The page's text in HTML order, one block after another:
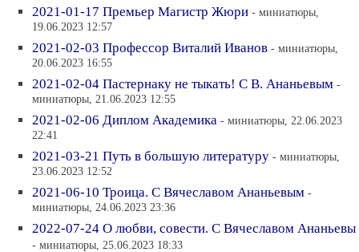
2021-01-17 Премьер Магистр Жюри - миниатюры,
19.06.2023 12:57
2021-02-03 Профессор Виталий Иванов - миниатюры,
20.06.2023 16:55
2021-02-04 Пастернаку не тыкать! С В. Ананьевым -
миниатюры, 21.06.2023 12:55
2021-02-06 Диплом Академика - миниатюры, 22.06.2023
22:41
2021-03-21 Путь в большую литературу - миниатюры,
23.06.2023 12:52
2021-06-10 Троица. С Вячеславом Ананьевым -
миниатюры, 24.06.2023 23:36
2022-07-24 О любви, совести. С Вячеславом Ананьевы
- миниатюры, 25.06.2023 18:33